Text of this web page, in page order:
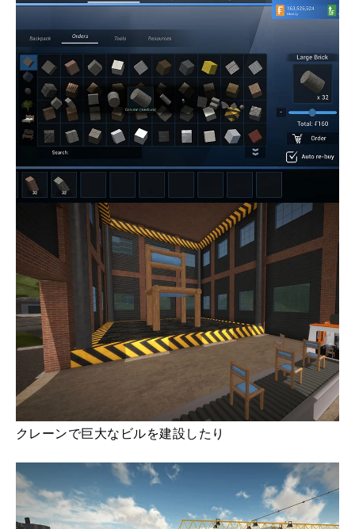
クレーンで巨大なビルを建設したり